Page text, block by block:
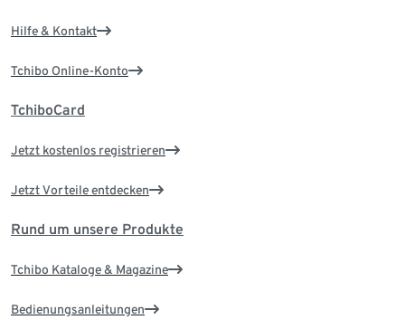
Hilfe & Kontakt
Tchibo Online-Konto
TchiboCard
Jetzt kostenlos registrieren
Jetzt Vorteile entdecken
Rund um unsere Produkte
Tchibo Kataloge & Magazine
Bedienungsanleitungen